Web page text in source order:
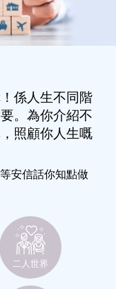
係人生不同階
。為你介紹不
照顧你人生嘅
安信話你知點做
二人世界